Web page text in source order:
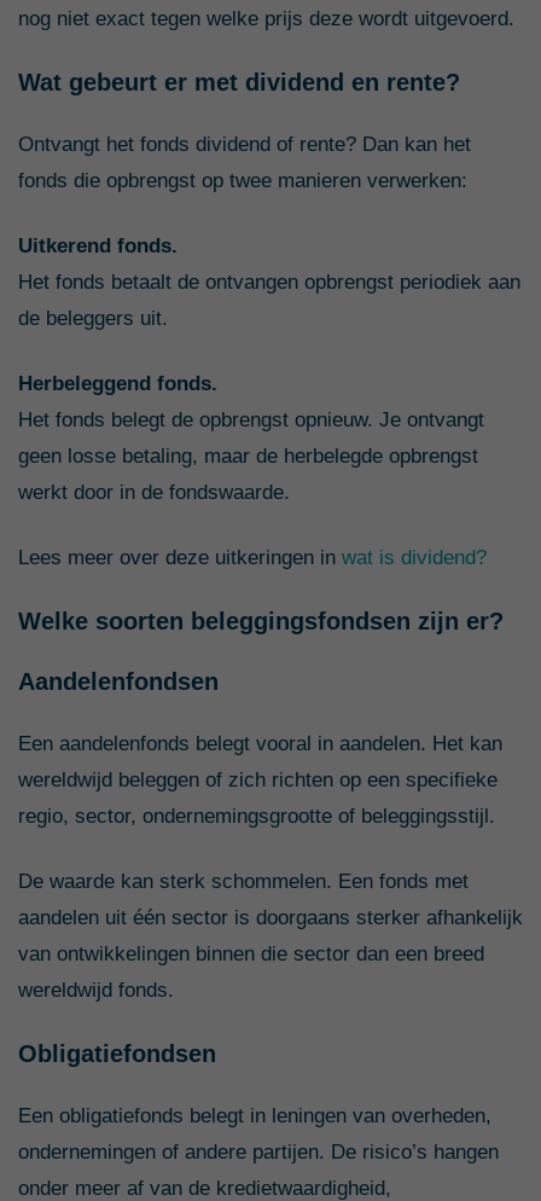
nog niet exact tegen welke prijs deze wordt uitgevoerd.
Wat gebeurt er met dividend en rente?
Ontvangt het fonds dividend of rente? Dan kan het
fonds die opbrengst op twee manieren verwerken:
Uitkerend fonds.
Het fonds betaalt de ontvangen opbrengst periodiek aan
de beleggers uit.
Herbeleggend fonds.
Het fonds belegt de opbrengst opnieuw. Je ontvangt
geen losse betaling, maar de herbelegde opbrengst
werkt door in de fondswaarde.
Lees meer over deze uitkeringen in wat is dividend?
Welke soorten beleggingsfondsen zijn er?
Aandelenfondsen
Een aandelenfonds belegt vooral in aandelen. Het kan
wereldwijd beleggen of zich richten op een specifieke
regio, sector, ondernemingsgrootte of beleggingsstijl.
De waarde kan sterk schommelen. Een fonds met
aandelen uit één sector is doorgaans sterker afhankelijk
van ontwikkelingen binnen die sector dan een breed
wereldwijd fonds.
Obligatiefondsen
Een obligatiefonds belegt in leningen van overheden,
ondernemingen of andere partijen. De risico’s hangen
onder meer af van de kredietwaardigheid,